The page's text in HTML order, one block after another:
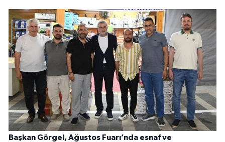
Başkan Görgel, Ağustos Fuarı’nda esnaf ve